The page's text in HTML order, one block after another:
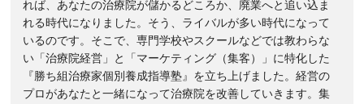
れば、あなたの治療院が儲かるどころか、廃業へと追い込ま
れる時代になりました。そう、ライバルが多い時代になって
いるのです。そこで、専門学校やスクールなどでは教わらな
い「治療院経営」と「マーケティング（集客）」に特化した
『勝ち組治療家個別養成指導塾』を立ち上げました。経営の
プロがあなたと一緒になって治療院を改善していきます。集